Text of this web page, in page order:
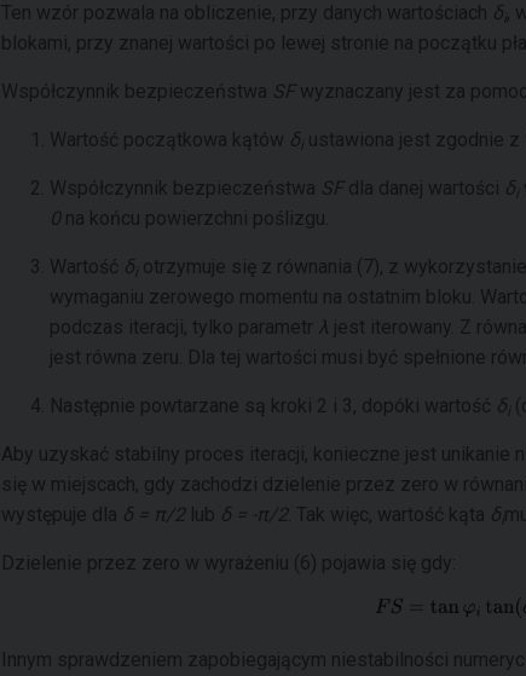
Ten wzór pozwala na obliczenie, przy danych wartościach δi,
blokami, przy znanej wartości po lewej stronie na początku
Współczynnik bezpieczeństwa SF wyznaczany jest za
Wartość początkowa kątów δi ustawiona jest zgodnie z
Współczynnik bezpieczeństwa SF dla danej wartości δi
0na końcu powierzchni poślizgu.
Wartość δi otrzymuje się z równania (7), z
wymaganiu zerowego momentu na ostatnim bloku.
podczas iteracji, tylko parametr λ jest iterowany. Z
jest równa zeru. Dla tej wartości musi być spełnione
Następnie powtarzane są kroki 2 i 3, dopóki wartość δi
Aby uzyskać stabilny proces iteracji, konieczne jest unikanie
się w miejscach, gdy zachodzi dzielenie przez zero w
występuje dla δ = π/2lub δ = -π/2. Tak więc, wartość kąta δi
Dzielenie przez zero w wyrażeniu (6) pojawia się gdy:
Innym sprawdzeniem zapobiegającym niestabilności